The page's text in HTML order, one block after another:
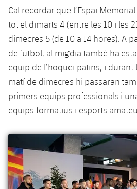
Palmarès
Resultats
Classificació
Jugadors
Fotos
Palmarès
Història
Resultats
Jugadors
Classificació
Juvenil
Cadet
Infantil
Aleví
PLUSICON
MÉS
Primer equip
plusicon
més
Actualitat
Calendari
Resultats
Classificació
Barça Atlètic
plusicon
més
Actualitat
Resultats
Jugadors
Base
plusicon
més
Barça C
Junior
Informació general
plusicon
més
Cal recordar que l’Espai
tot el dimarts 4 (entre les 10 i les
dimecres 5 (de 10 a 14 hores). A
de futbol, al migdia també ha
equip de l’hoquei patins, i durant
matí de dimecres hi passaran
primers equips professionals i
equips formatius i esports